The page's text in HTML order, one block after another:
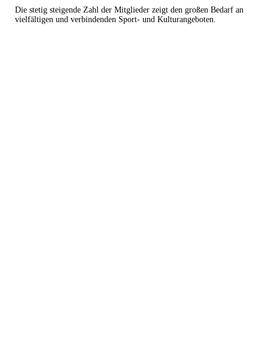
Die stetig steigende Zahl der Mitglieder zeigt den großen Bedarf an
vielfältigen und verbindenden Sport- und Kulturangeboten.